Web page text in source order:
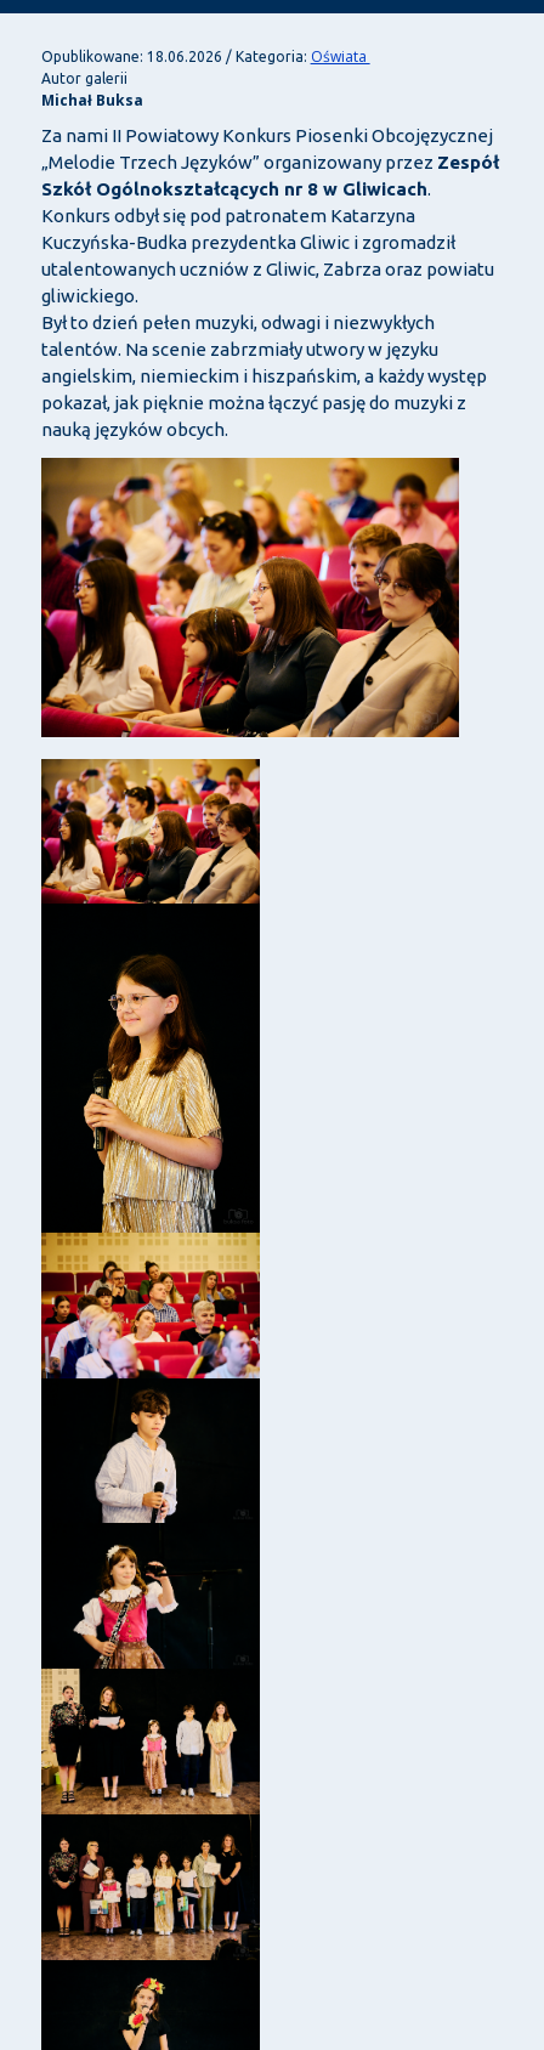
Opublikowane: 18.06.2026 / Kategoria: Oświata
Autor galerii
Michał Buksa
Za nami II Powiatowy Konkurs Piosenki Obcojęzycznej
„Melodie Trzech Języków” organizowany przez Zespół
Szkół Ogólnokształcących nr 8 w Gliwicach.
Konkurs odbył się pod patronatem Katarzyna
Kuczyńska-Budka prezydentka Gliwic i zgromadził
utalentowanych uczniów z Gliwic, Zabrza oraz powiatu
gliwickiego.
Był to dzień pełen muzyki, odwagi i niezwykłych
talentów. Na scenie zabrzmiały utwory w języku
angielskim, niemieckim i hiszpańskim, a każdy występ
pokazał, jak pięknie można łączyć pasję do muzyki z
nauką języków obcych.